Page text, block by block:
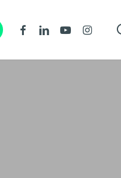
FacebookLinkedinYoutubeInstagram